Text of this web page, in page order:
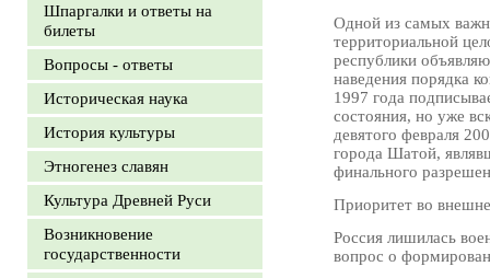
Шпаргалки и ответы на
билеты
Вопросы - ответы
Историческая наука
История культуры
Этногенез славян
Культура Древней Руси
Возникновение
государственности
Одной из самых
территориальной
республики
наведения порядка
1997 года
состояния, но уже
девятого февраля
города Шатой,
финального
Приоритет во
Россия лишилась
вопрос о